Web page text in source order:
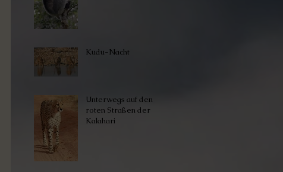
Kudu-Nacht
Unterwegs auf den
roten Straßen der
Kalahari